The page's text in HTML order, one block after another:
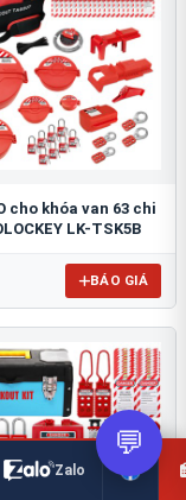
cho khóa van 63 chi
LK-TSK5B
BÁO GIÁ
Zalo
💬